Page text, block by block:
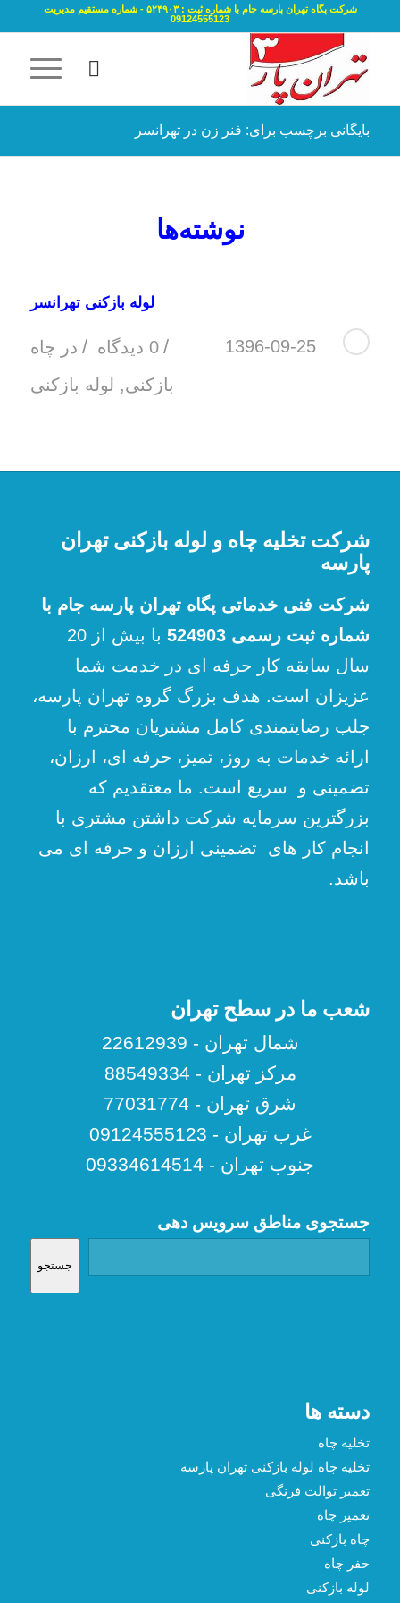
شرکت پگاه تهران پارسه جام با شماره ثبت : ۵۲۴۹۰۳ - شماره مستقیم مدیریت
09124555123
بایگانی برچسب برای: فنر زن در تهرانسر
نوشته‌ها
لوله بازکنی تهرانسر
1396-09-25
/ 0 دیدگاه / در چاه
بازکنی, لوله بازکنی
شرکت تخلیه چاه و لوله بازکنی تهران
پارسه
شرکت فنی خدماتی پگاه تهران پارسه جام با
شماره ثبت رسمی 524903
با بیش از 20
سال سابقه کار حرفه ای در خدمت شما
عزیزان است. هدف بزرگ گروه تهران پارسه،
جلب رضایتمندی کامل مشتریان محترم با
ارائه خدمات به روز، تمیز، حرفه ای، ارزان،
تضمینی و سریع است. ما معتقدیم که
بزرگترین سرمایه شرکت داشتن مشتری با
انجام کار های تضمینی ارزان و حرفه ای می
باشد.
شعب ما در سطح تهران
شمال تهران - 22612939
مرکز تهران - 88549334
شرق تهران - 77031774
غرب تهران - 09124555123
جنوب تهران - 09334614514
جستجوی مناطق سرویس دهی
جستجو
دسته ها
تخلیه چاه
تخلیه چاه لوله بازکنی تهران پارسه
تعمیر توالت فرنگی
تعمیر چاه
چاه بازکنی
حفر چاه
لوله بازکنی